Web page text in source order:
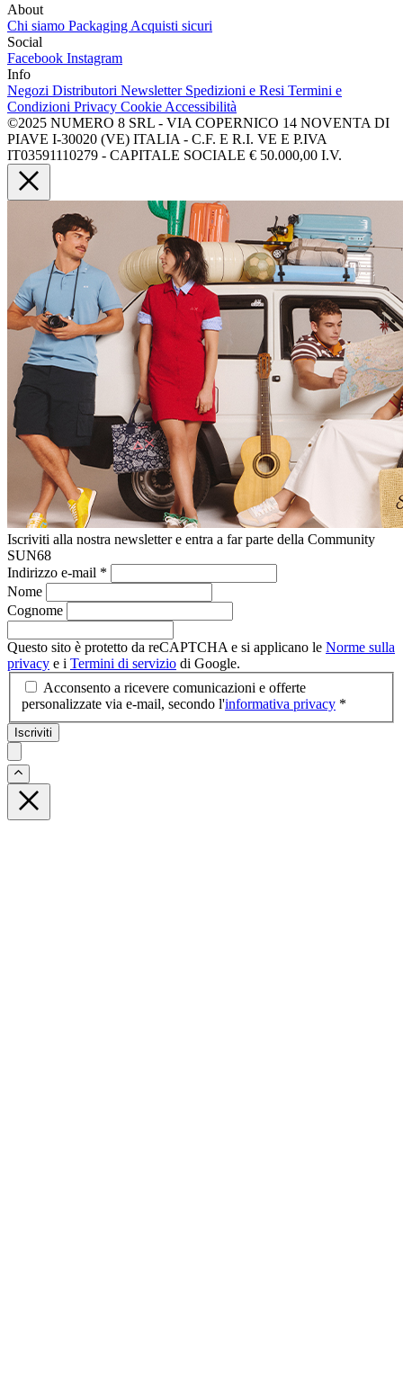
About
Chi siamo Packaging Acquisti sicuri
Social
Facebook Instagram
Info
Negozi Distributori Newsletter Spedizioni e Resi Termini e
Condizioni Privacy Cookie Accessibilità
©2025 NUMERO 8 SRL - VIA COPERNICO 14 NOVENTA DI
PIAVE I-30020 (VE) ITALIA - C.F. E R.I. VE E P.IVA
IT03591110279 - CAPITALE SOCIALE € 50.000,00 I.V.
Iscriviti alla nostra newsletter e entra a far parte della Community
SUN68
Indirizzo e-mail *
Nome
Cognome
Questo sito è protetto da reCAPTCHA e si applicano le Norme sulla
privacy e i Termini di servizio di Google.
Acconsento a ricevere comunicazioni e offerte
personalizzate via e-mail, secondo l'informativa privacy *
Iscriviti